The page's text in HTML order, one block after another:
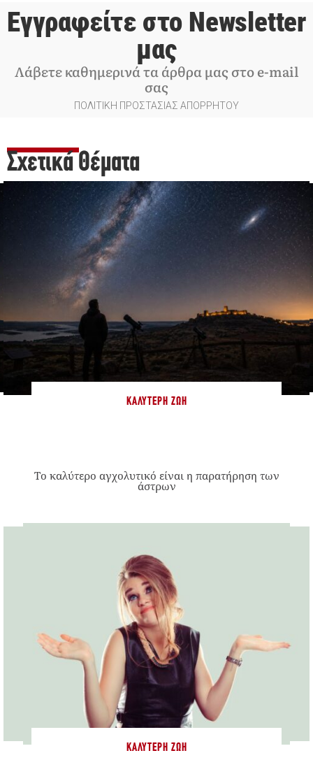
Εγγραφείτε στο Newsletter
μας
Λάβετε καθημερινά τα άρθρα μας στο e-mail
σας
ΠΟΛΙΤΙΚΗ ΠΡΟΣΤΑΣΙΑΣ ΑΠΟΡΡΗΤΟΥ
Σχετικά Θέματα
ΚΑΛΎΤΕΡΗ ΖΩΉ
Το καλύτερο αγχολυτικό είναι η παρατήρηση των
άστρων
ΚΑΛΎΤΕΡΗ ΖΩΉ